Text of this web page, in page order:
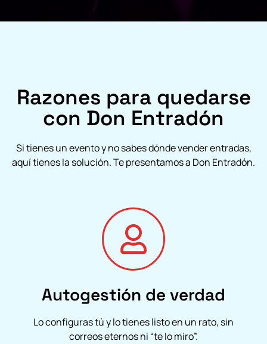
Razones para quedarse
con Don Entradón
Si tienes un evento y no sabes dónde vender entradas,
aquí tienes la solución. Te presentamos a Don Entradón.
Autogestión de verdad
Lo configuras tú y lo tienes listo en un rato, sin
correos eternos ni “te lo miro”.